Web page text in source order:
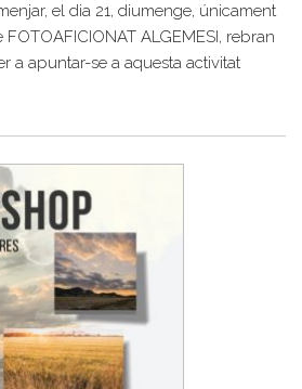
el dia 21, diumenge, únicament
ALGEMESI, rebran
a apuntar-se a aquesta activitat